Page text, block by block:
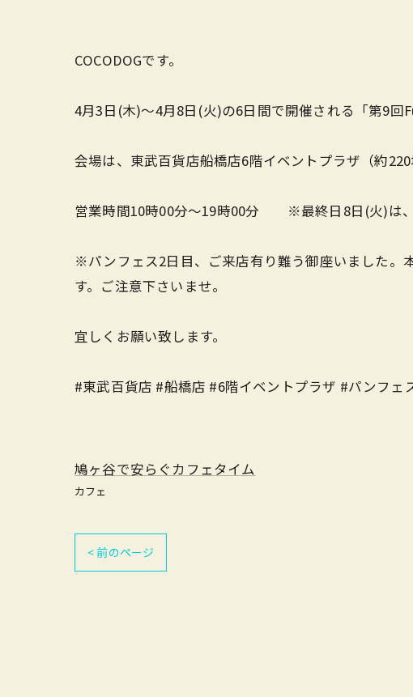
COCODOGです。
4月3日(木)～4月8日(火)の6日間で開催される「第9
会場は、東武百貨店船橋店6階イベントプラザ（約
営業時間10時00分～19時00分 ※最終日8日(火)は
※パンフェス2日目、ご来店有り難う御座いました。
す。ご注意下さいませ。
宜しくお願い致します。
#東武百貨店 #船橋店 #6階イベントプラザ #パンフェ
鳩ヶ谷で安らぐカフェタイム
カフェ
< 前のページ